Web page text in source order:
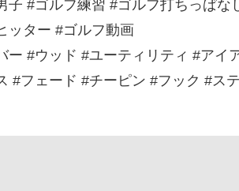
子 #ゴルフ練習 #ゴルフ打ちっぱ
ッター #ゴルフ動画
ー #ウッド #ユーティリティ #アイ
#フェード #チーピン #フック #ス